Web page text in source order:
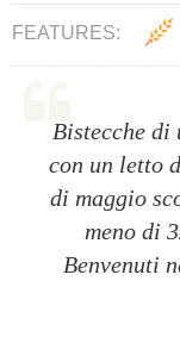
FEATURES:
Bistecche di
con un letto
di maggio
meno di
Benvenuti